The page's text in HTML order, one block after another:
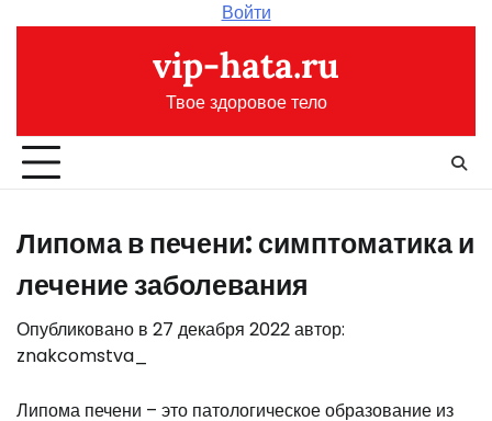
Войти
vip-hata.ru
Твое здоровое тело
Липома в печени: симптоматика и
лечение заболевания
Опубликовано в 27 декабря 2022автор:
znakcomstva_
Липома печени – это патологическое образование из